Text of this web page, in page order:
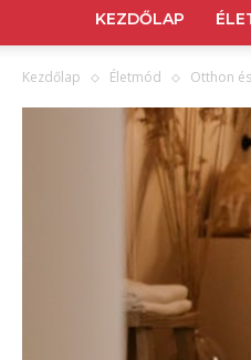
KEZDŐLAP
Kezdőlap Életmód Otthon